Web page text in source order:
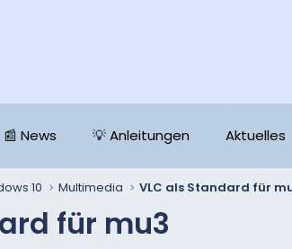
📰 News 💡 Anleitungen Aktuelles
10 Multimedia VLC als Standard für
für mu3